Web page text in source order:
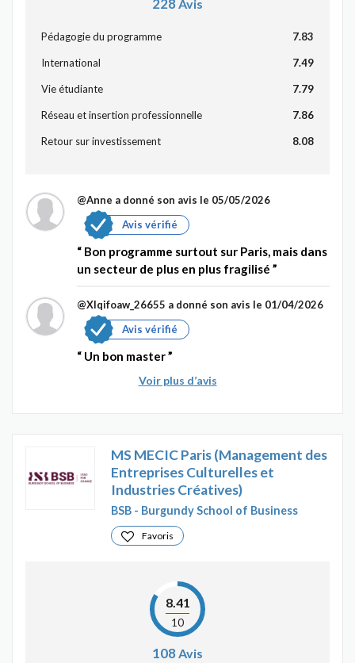
228Avis
Pédagogie du programme 7.83
International 7.49
Vie étudiante 7.79
Réseau et insertion professionnelle 7.86
Retour sur investissement 8.08
@Anne a donné son avis le 05/05/2026
Avis vérifié
Bon programme surtout sur Paris, mais dans
un secteur de plus en plus fragilisé
@Xlqifoaw_26655 a donné son avis le 01/04/2026
Avis vérifié
Un bon master
Voir plus d’avis
MS MECIC Paris (Management des
Entreprises Culturelles et
Industries Créatives)
BSB - Burgundy School of Business
Favoris
8.41
10
108Avis